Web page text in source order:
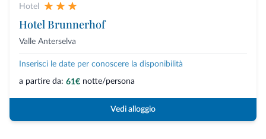
Hotel
Hotel Brunnerhof
Valle Anterselva
Inserisci le date per conoscere la disponibilità
a partire da: 61€ notte/persona
Vedi alloggio